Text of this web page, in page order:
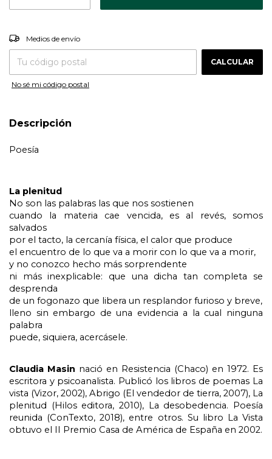
Entregas para el CP:
Medios de envío
CALCULAR
No sé mi código postal
Descripción
Poesía
La plenitud
No son las palabras las que nos sostienen
cuando la materia cae vencida, es al revés, somos
salvados
por el tacto, la cercanía física, el calor que produce
el encuentro de lo que va a morir con lo que va a morir,
y no conozco hecho más sorprendente
ni más inexplicable: que una dicha tan completa se
desprenda
de un fogonazo que libera un resplandor furioso y breve,
lleno sin embargo de una evidencia a la cual ninguna
palabra
puede, siquiera, acercásele.
Claudia Masin nació en Resistencia (Chaco) en 1972. Es
escritora y psicoanalista. Publicó los libros de poemas La
vista (Vizor, 2002), Abrigo (El vendedor de tierra, 2007), La
plenitud (Hilos editora, 2010), La desobedencia. Poesía
reunida (ConTexto, 2018), entre otros. Su libro La Vista
obtuvo el II Premio Casa de América de España en 2002.